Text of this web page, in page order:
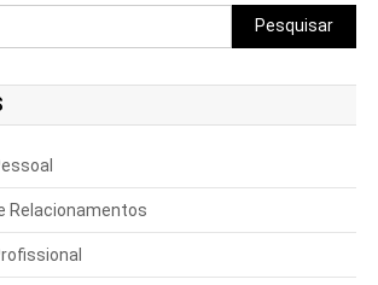
Pesquisar
por:
Relacionamentos